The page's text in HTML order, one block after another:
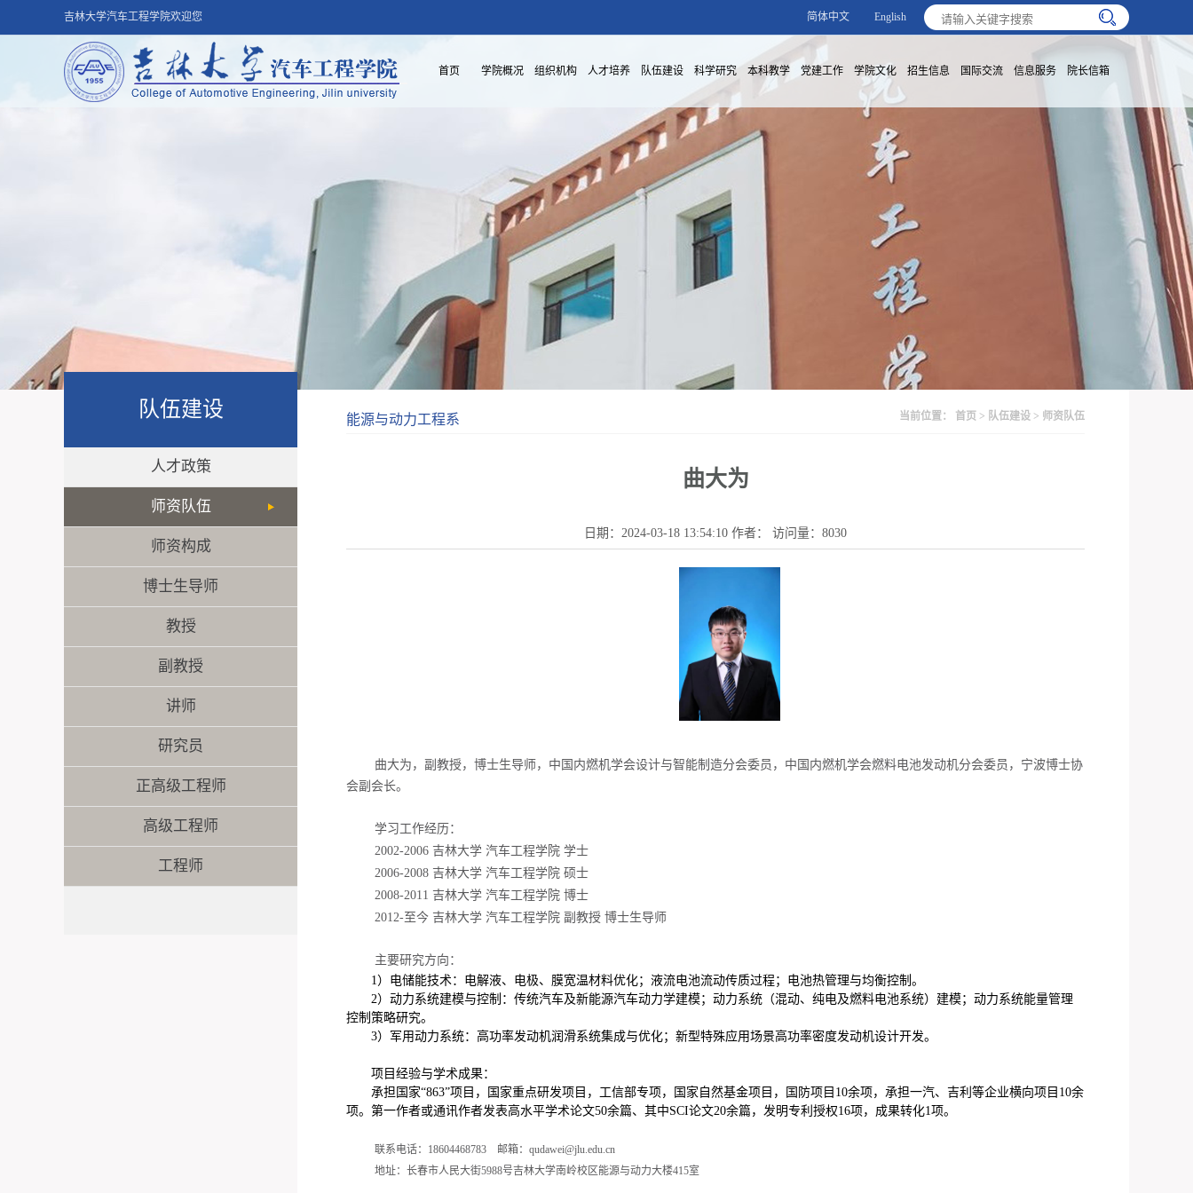
吉林大学汽车工程学院欢迎您 简体中文 English
首页 学院概况 组织机构 人才培养 队伍建设 科学研究 本科教学 党建工作 学院文化 招生信息 国际交流 信息服务 院长信箱
队伍建设
人才政策
师资队伍
师资构成
博士生导师
教授
副教授
讲师
研究员
正高级工程师
高级工程师
工程师
能源与动力工程系 当前位置： 首页 > 队伍建设 > 师资队伍
曲大为
日期：2024-03-18 13:54:10 作者： 访问量： 8030
曲大为，副教授，博士生导师，中国内燃机学会设计与智能制造分会委员，中国内燃机学会燃料电池发动机分会委员，宁波博士协
会副会长。
学习工作经历：
2002-2006 吉林大学 汽车工程学院 学士
2006-2008 吉林大学 汽车工程学院 硕士
2008-2011 吉林大学 汽车工程学院 博士
2012-至今 吉林大学 汽车工程学院 副教授 博士生导师
主要研究方向：
1）电储能技术：电解液、电极、膜宽温材料优化；液流电池流动传质过程；电池热管理与均衡控制。
2）动力系统建模与控制：传统汽车及新能源汽车动力学建模；动力系统（混动、纯电及燃料电池系统）建模；动力系统能量管理
控制策略研究。
3）军用动力系统：高功率发动机润滑系统集成与优化；新型特殊应用场景高功率密度发动机设计开发。
项目经验与学术成果：
承担国家“863”项目，国家重点研发项目，工信部专项，国家自然基金项目，国防项目 10余项，承担一汽、吉利等企业横向项目 10余
项。第一作者或通讯作者发表高水平学术论文50余篇、其中SCI论文20余篇，发明专利授权16项，成果转化1项。
联系电话： 18604468783 邮箱： qudawei@jlu.edu.cn
地址：长春市人民大街5988号吉林大学南岭校区能源与动力大楼415室